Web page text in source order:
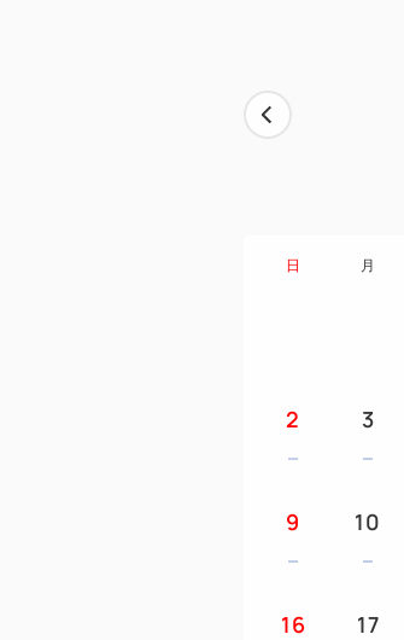
日 月
2 3
9 10
16 17